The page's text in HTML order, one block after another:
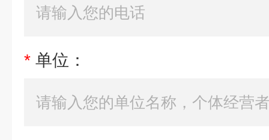
* 单位：